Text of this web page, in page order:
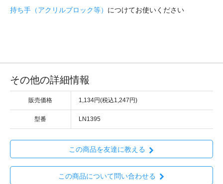
持ち手（アクリルブロック等） につけてお使いください
その他の詳細情報
販売価格 1,134円(税込1,247円)
型番 LN1395
この商品を友達に教える
この商品について問い合わせる